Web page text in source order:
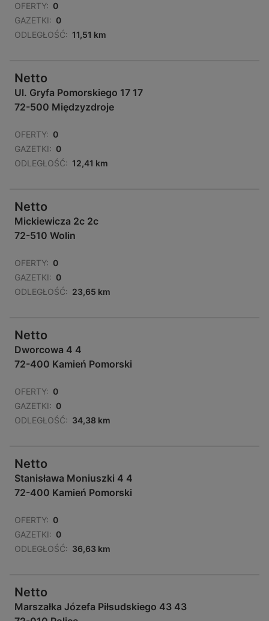
OFERTY: 0
GAZETKI: 0
ODLEGŁOŚĆ: 11,51 km
Netto
Ul. Gryfa Pomorskiego 17 17
72-500 Międzyzdroje
OFERTY: 0
GAZETKI: 0
ODLEGŁOŚĆ: 12,41 km
Netto
Mickiewicza 2c 2c
72-510 Wolin
OFERTY: 0
GAZETKI: 0
ODLEGŁOŚĆ: 23,65 km
Netto
Dworcowa 4 4
72-400 Kamień Pomorski
OFERTY: 0
GAZETKI: 0
ODLEGŁOŚĆ: 34,38 km
Netto
Stanisława Moniuszki 4 4
72-400 Kamień Pomorski
OFERTY: 0
GAZETKI: 0
ODLEGŁOŚĆ: 36,63 km
Netto
Marszałka Józefa Piłsudskiego 43 43